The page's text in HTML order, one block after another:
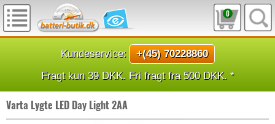
0
Kundeservice:
+(45) 70228860
Fragt kun 39 DKK. Fri fragt fra 500 DKK. *
Varta Lygte LED Day Light 2AA